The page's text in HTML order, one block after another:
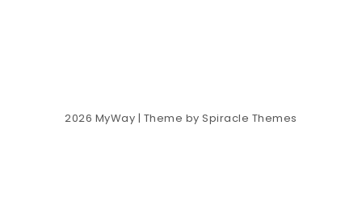
2026 MyWay | Theme bySpiracle Themes